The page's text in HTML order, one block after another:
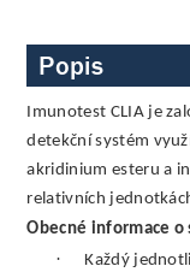
Popis
Imunotest CLIA je
detekční systém
akridinium esteru a
relativních
Obecné informace o
·
Každý